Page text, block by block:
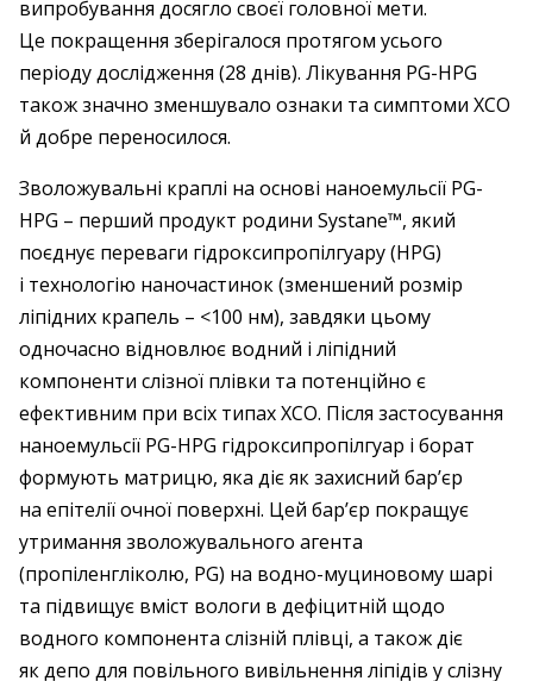
випробування досягло своєї головної мети.
Це покращення зберігалося протягом усього
періоду дослідження (28 днів). Лікування PG-HPG
також значно зменшувало ознаки та симптоми ХСО
й добре переносилося.
Зволожувальні краплі на основі нано­емульсії PG-
HPG – перший продукт родини Systane™, який
поєднує переваги гідроксипропілгуару (HPG)
і технологію наночастинок (зменшений розмір
ліпідних крапель – <100 нм), завдяки цьому
одночасно відновлює водний і ліпідний
компоненти слізної плівки та потенційно є
ефективним при всіх типах ХСО. Після застосування
наноемульсії ­PG-HPG гідроксипропілгуар і борат
формують матрицю, яка діє як захисний бар’єр
на епітелії очної поверхні. Цей бар’єр покращує
утримання зволожувального агента
(пропіленгліколю, PG) на водно-муциновому шарі
та підвищує вміст вологи в дефіцитній щодо
водного компонента слізній плівці, а також діє
як депо для повільного вивільнення ліпідів у слізну